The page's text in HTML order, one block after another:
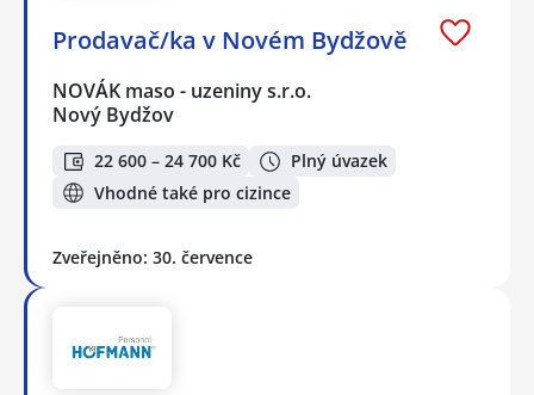
Prodavač/ka v Novém Bydžově
NOVÁK maso - uzeniny s.r.o.
Nový Bydžov
22 600 – 24 700 Kč
Plný úvazek
Vhodné také pro cizince
Zveřejněno: 30. července